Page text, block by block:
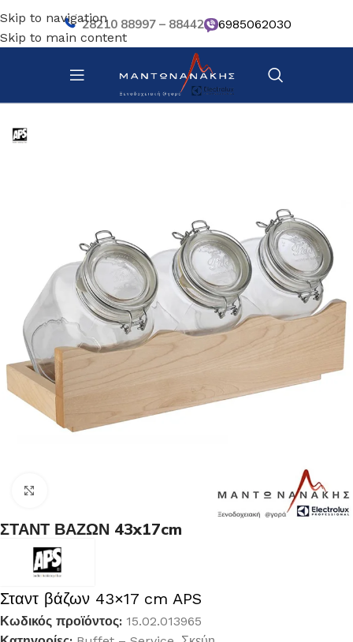
Skip to navigation
Skip to main content
28210 88997 – 88442 6985062030
Αρχική σελίδα/
ΣΤΑΝΤ ΒΑΖΩΝ 43x17cm
Σταντ βάζων 43×17 cm APS
Κωδικός προϊόντος: 15.02.013965